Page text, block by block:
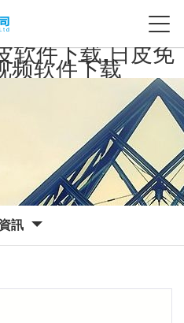
软件下载,日皮免
频软件下载
訊